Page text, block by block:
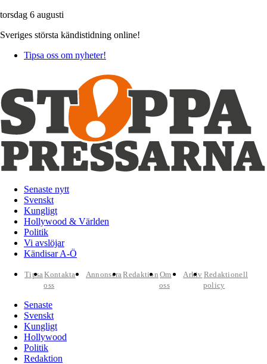
torsdag 6 augusti
Sveriges största kändistidning online!
Tipsa oss om nyheter!
Senaste nytt
Svenskt
Kungligt
Hollywood & Världen
Politik
Vi avslöjar
Kändisar A-Ö
TipsaKontakta
oss
AnnonseraRedaktion Om
oss
Arkiv Redaktionell
policy
Senaste
Svenskt
Kungligt
Hollywood
Politik
Redaktion